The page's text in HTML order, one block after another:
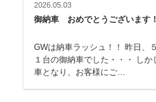
2026.05.03
御納車 おめでとうございます！
GWは納車ラッシュ！！ 昨日、５月２日（土）は、かなりレアな
１台の御納車でした・・・ しかし、私のミスで２日遅れの御納
車となり、お客様にご…